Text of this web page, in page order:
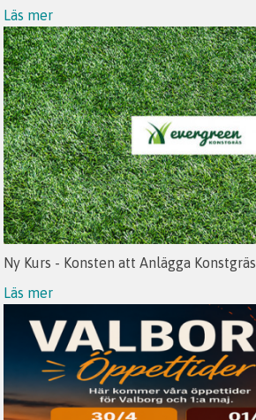
Läs mer
Ny Kurs - Konsten att Anlägga Konstgräs
Läs mer